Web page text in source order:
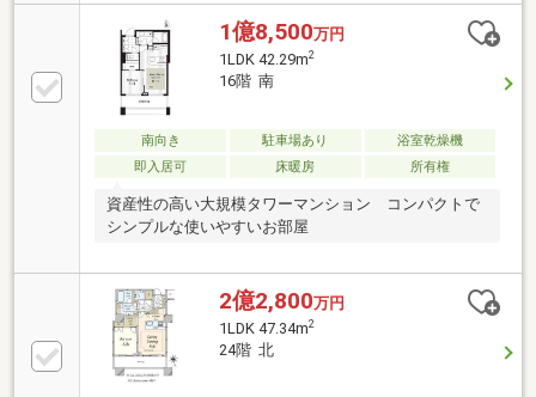
ローゼット◆複数駅・路線利用可能◆2026年3月 新規
リフォーム完了 【交換】システムキッチン、洗面
台、ユニットバス、全居室エアコン（天カセ）、ロス
ナイ換気、浴室暖房乾燥機、洗濯機パン、トイレ、建
具、スイッチコンセント 【新設】装飾壁（LD、廊
下）、クローゼット、ガラス引き戸 【貼替】全室
壁・天井クロス 【上貼】全室フローリング、タイル
1億8,500万円
1LDK 42.29m2
16階 南
南向き 駐車場あり
浴室乾燥機
即入居可
床暖房 所有権
資産性の高い大規模タワーマンション コンパクトで
シンプルな使いやすいお部屋
2億2,800万円
1LDK 47.34m2
24階 北